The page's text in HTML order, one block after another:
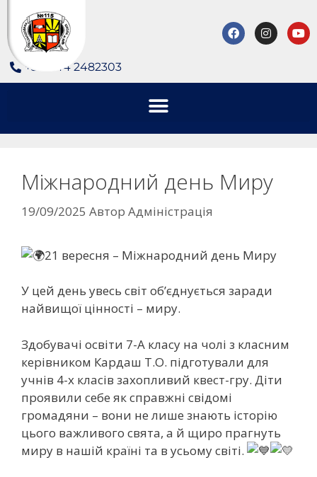
+380 44 2482303
Міжнародний день Миру
19/09/2025 Автор Адміністрація
21 вересня – Міжнародний день Миру
У цей день увесь світ об’єднується заради
найвищої цінності – миру.
Здобувачі освіти 7-А класу на чолі з класним
керівником Кардаш Т.О. підготували для
учнів 4-х класів захопливий квест-гру. Діти
проявили себе як справжні свідомі
громадяни – вони не лише знають історію
цього важливого свята, а й щиро прагнуть
миру в нашій країні та в усьому світі.